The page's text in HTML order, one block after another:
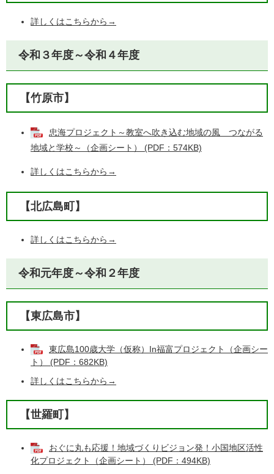
詳しくはこちらから→
令和３年度～令和４年度
【竹原市】
忠海プロジェクト～教室へ吹き込む地域の風 つながる
地域と学校～（企画シート） (PDF：574KB)
詳しくはこちらから→
【北広島町】
詳しくはこちらから→
令和元年度～令和２年度
【東広島市】
東広島100歳大学（仮称）In福富プロジェクト（企画シー
ト） (PDF：682KB)
詳しくはこちらから→
【世羅町】
おぐに丸も応援！地域づくりビジョン発！小国地区活性
化プロジェクト（企画シート） (PDF：494KB)